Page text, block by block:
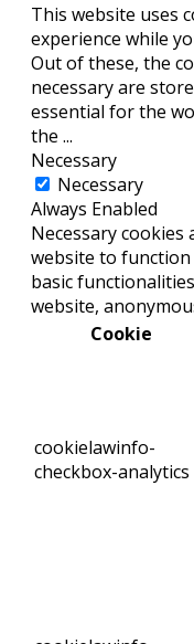
This website uses
experience while
Out of these, the
necessary are
essential for the
the ...
Necessary
Necessary
Always Enabled
Necessary
website to
basic
website,
Cookie
cookielawinfo-
checkbox-analytics